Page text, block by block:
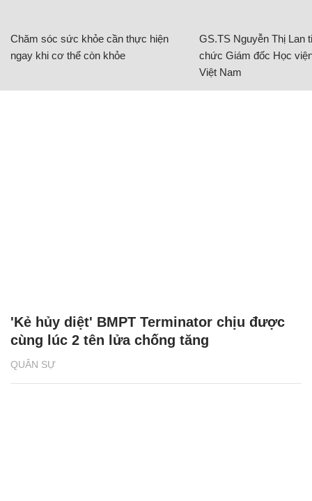
Chăm sóc sức khỏe cần thực hiện
ngay khi cơ thể còn khỏe
GS.TS Nguyễn Thị Lan
chức Giám đốc Học
Việt Nam
QUÂN SỰ
'Kẻ hủy diệt' BMPT Terminator chịu được
cùng lúc 2 tên lửa chống tăng